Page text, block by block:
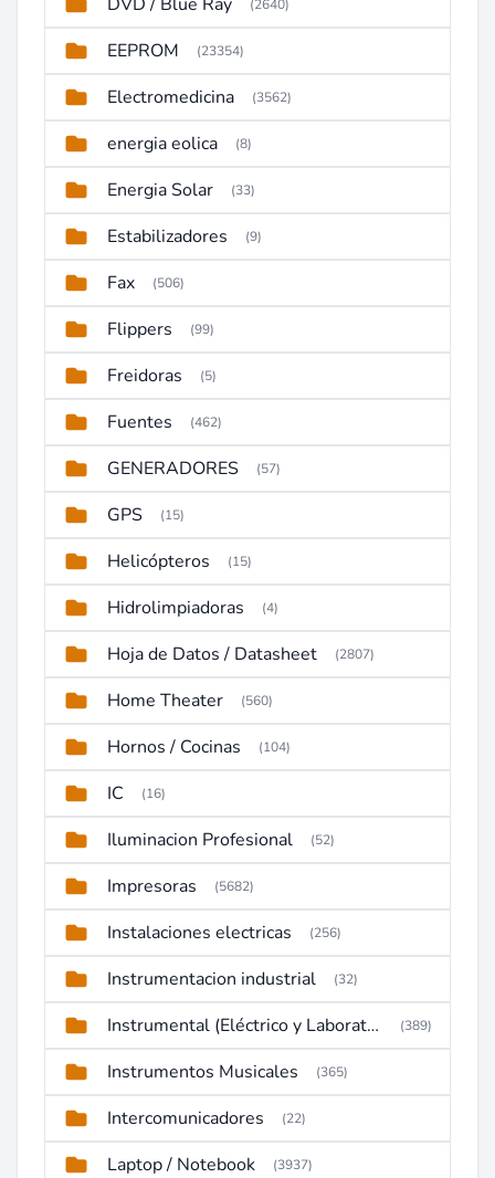
(2640)
EEPROM (23354)
Electromedicina (3562)
energia eolica (8)
Energia Solar (33)
Estabilizadores (9)
Fax (506)
Flippers (99)
Freidoras (5)
Fuentes (462)
GENERADORES (57)
GPS (15)
Helicópteros (15)
Hidrolimpiadoras (4)
Hoja de Datos / Datasheet (2807)
Home Theater (560)
Hornos / Cocinas (104)
IC (16)
Iluminacion Profesional (52)
Impresoras (5682)
Instalaciones electricas (256)
Instrumentacion industrial (32)
Instrumental (Eléctrico y Laboratorio) (389)
Instrumentos Musicales (365)
Intercomunicadores (22)
Laptop / Notebook (3937)